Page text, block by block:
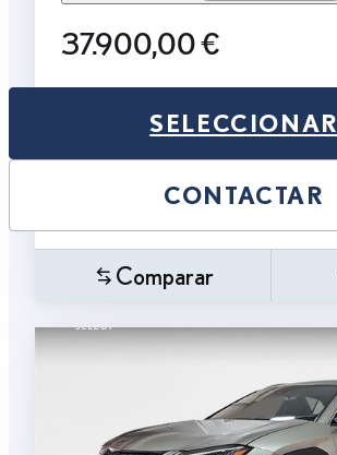
37.900,00 €
SELECCIONAR
CONTACTAR
Comparar